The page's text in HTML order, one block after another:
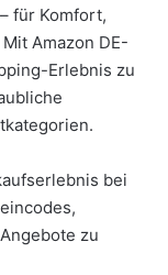
für Komfort,
Amazon DE-
Erlebnis zu
bei
zu